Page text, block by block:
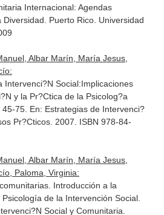
Internacional: Agendas
Diversidad . Puerto Rico. Universidad
Albar Marín, María Jesus,
Intervenci?N Social:Implicaciones
y la Pr?Ctica de la Psicolog?a
75. En: Estrategias de Intervenci?
Pr?Cticos. 2007. ISBN 978-84-
Albar Marín, María Jesus,
Paloma, Virginia:
Introducción a la
de la Intervención Social.
Social y Comunitaria